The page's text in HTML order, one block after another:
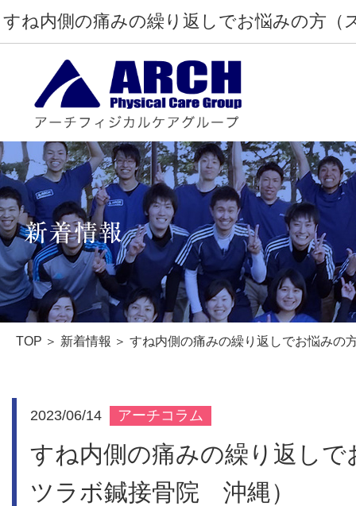
すね内側の痛みの繰り返しでお悩みの方
TOP
交通事故治
本物の治療家
TOP 新着情報 すね内側の痛みの繰り返しでお悩み
2023/06/14 アーチコラム
すね内側の痛みの繰り返し
ツラボ鍼接骨院 沖縄）